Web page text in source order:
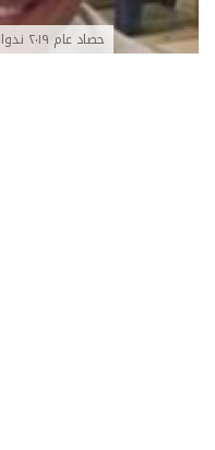
حصاد عام ٢٠١٩ ندوات ضيوف مكتبة صرح مؤسسة حورس الدولية